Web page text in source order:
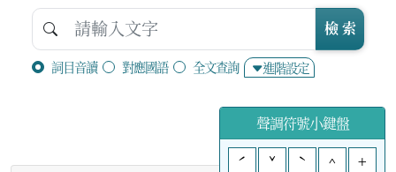
詞目音讀 對應國語 全文查詢 進階設定
檢 索
聲調符號小鍵盤
ˊ
ˇ ˋ ^ +